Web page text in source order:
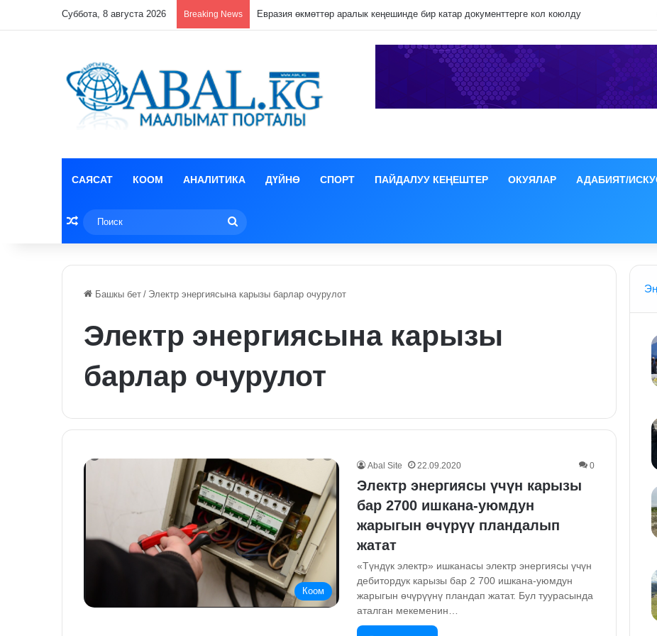
Суббота, 8 августа 2026 Breaking News Лизун коррупция иши боюнча СИЗОго камакка алынды
САЯСАТ КООМ АНАЛИТИКА ДҮЙНӨ СПОРТ ПАЙДАЛУУ КЕҢЕШТЕР ОКУЯЛАР АДАБИЯТ/
Random Article
Башкы бет / Электр энергиясына карызы барлар очурулот
Электр энергиясына карызы
барлар очурулот
Коом
Abal Site 22.09.2020 0
Электр энергиясы үчүн карызы
бар 2700 ишкана-уюмдун
жарыгын өчүрүү пландалып
жатат
«Түндүк электр» ишканасы электр энергиясы үчүн
дебитордук карызы бар 2 700 ишкана-уюмдун
жарыгын өчүрүүнү пландап жатат. Бул туурасында
аталган мекеменин…